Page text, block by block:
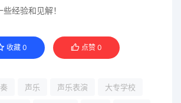
经验和见解！
收藏 0 点赞 0
声乐 声乐表演 大专学校